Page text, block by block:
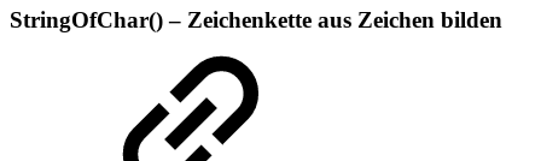
StringOfChar() – Zeichenkette aus Zeichen bilden